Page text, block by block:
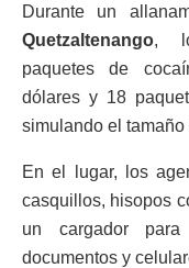
Durante un
Quetzaltenango,
paquetes de
dólares y 18
simulando el
En el lugar, los
casquillos, hisopos
un cargador
documentos y